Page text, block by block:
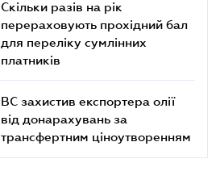
Скільки разів на рік
перераховують прохідний бал
для переліку сумлінних
платників
ВС захистив експортера олії
від донарахувань за
трансфертним ціноутворенням